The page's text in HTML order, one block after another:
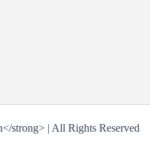
strong> | All Rights Reserved